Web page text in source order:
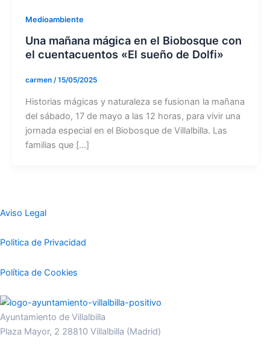
Medioambiente
Una mañana mágica en el Biobosque con
el cuentacuentos «El sueño de Dolfi»
carmen /15/05/2025
Historias mágicas y naturaleza se fusionan la mañana
del sábado, 17 de mayo a las 12 horas, para vivir una
jornada especial en el Biobosque de Villalbilla. Las
familias que […]
Aviso Legal
Politica de Privacidad
Política de Cookies
Ayuntamiento de Villalbilla
Plaza Mayor, 2 28810 Villalbilla (Madrid)